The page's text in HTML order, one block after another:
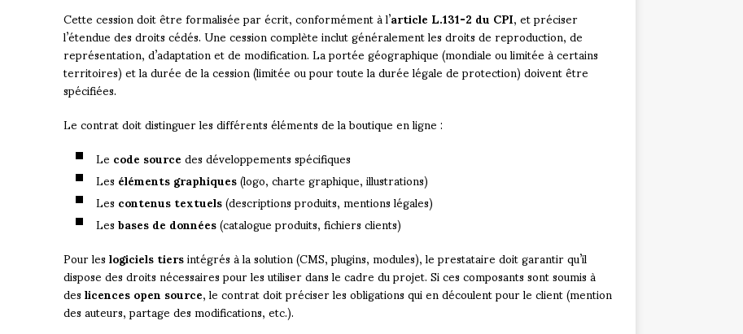
Cette cession doit être formalisée par écrit, conformément à l’article L.131-2 du CPI, et préciser
l’étendue des droits cédés. Une cession complète inclut généralement les droits de reproduction, de
représentation, d’adaptation et de modification. La portée géographique (mondiale ou limitée à certains
territoires) et la durée de la cession (limitée ou pour toute la durée légale de protection) doivent être
spécifiées.
Le contrat doit distinguer les différents éléments de la boutique en ligne :
Lecode sourcedes développements spécifiques
Leséléments graphiques(logo, charte graphique, illustrations)
Lescontenus textuels(descriptions produits, mentions légales)
Lesbases de données(catalogue produits, fichiers clients)
Pour leslogiciels tiersintégrés à la solution (CMS, plugins, modules), le prestataire doit garantir qu’il
dispose des droits nécessaires pour les utiliser dans le cadre du projet. Si ces composants sont soumis à
deslicences open source, le contrat doit préciser les obligations qui en découlent pour le client (mention
des auteurs, partage des modifications, etc.).